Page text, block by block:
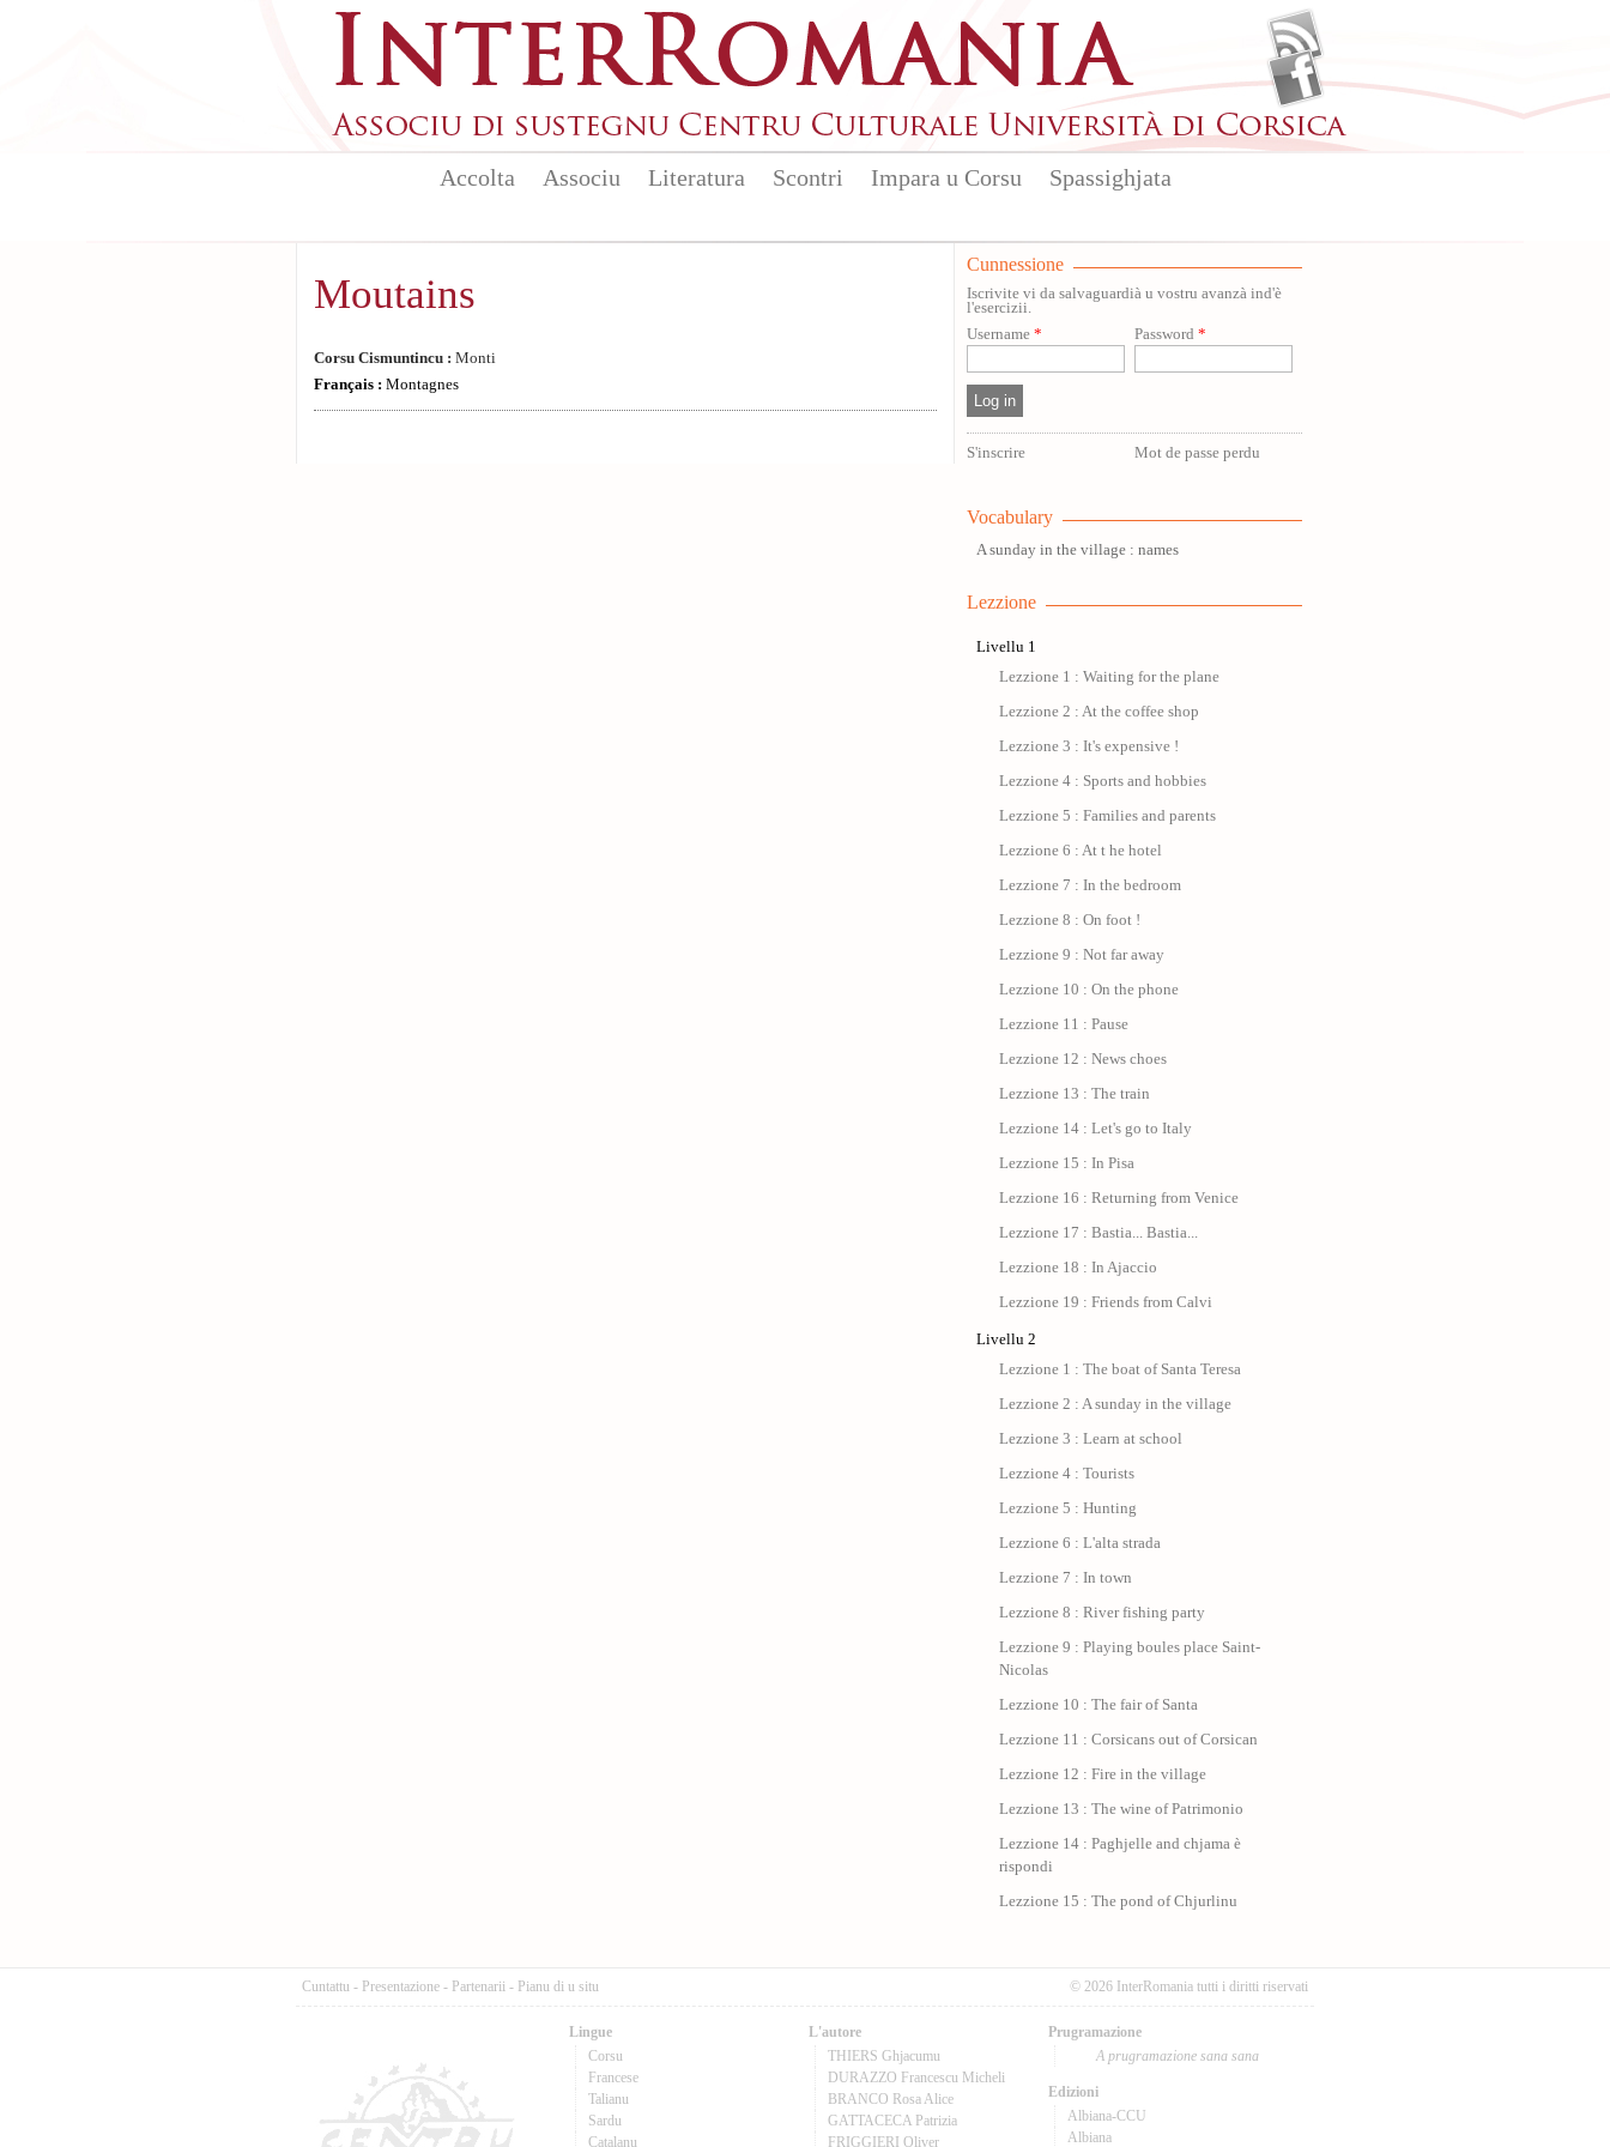
Accolta Associu Literatura Scontri Impara u Corsu Spassighjata
Moutains
Corsu Cismuntincu : Monti
Français : Montagnes
Cunnessione
Iscrivite vi da salvaguardià u vostru avanzà ind'è
l'esercizii.
Username * Password *
S'inscrire Mot de passe perdu
Vocabulary
A sunday in the village : names
Lezzione
Livellu 1
Lezzione 1 : Waiting for the plane
Lezzione 2 : At the coffee shop
Lezzione 3 : It's expensive !
Lezzione 4 : Sports and hobbies
Lezzione 5 : Families and parents
Lezzione 6 : At t he hotel
Lezzione 7 : In the bedroom
Lezzione 8 : On foot !
Lezzione 9 : Not far away
Lezzione 10 : On the phone
Lezzione 11 : Pause
Lezzione 12 : News choes
Lezzione 13 : The train
Lezzione 14 : Let's go to Italy
Lezzione 15 : In Pisa
Lezzione 16 : Returning from Venice
Lezzione 17 : Bastia... Bastia...
Lezzione 18 : In Ajaccio
Lezzione 19 : Friends from Calvi
Livellu 2
Lezzione 1 : The boat of Santa Teresa
Lezzione 2 : A sunday in the village
Lezzione 3 : Learn at school
Lezzione 4 : Tourists
Lezzione 5 : Hunting
Lezzione 6 : L'alta strada
Lezzione 7 : In town
Lezzione 8 : River fishing party
Lezzione 9 : Playing boules place Saint-
Nicolas
Lezzione 10 : The fair of Santa
Lezzione 11 : Corsicans out of Corsican
Lezzione 12 : Fire in the village
Lezzione 13 : The wine of Patrimonio
Lezzione 14 : Paghjelle and chjama è
rispondi
Lezzione 15 : The pond of Chjurlinu
Cuntattu - Presentazione - Partenarii - Pianu di u situ © 2026 InterRomania tutti i diritti riservati
Lingue
Corsu
Francese
Talianu
Sardu
Catalanu
L'autore
THIERS Ghjacumu
DURAZZO Francescu Micheli
BRANCO Rosa Alice
GATTACECA Patrizia
FRIGGIERI Oliver
Prugramazione
A prugramazione sana sana
Edizioni
Albiana-CCU
Albiana